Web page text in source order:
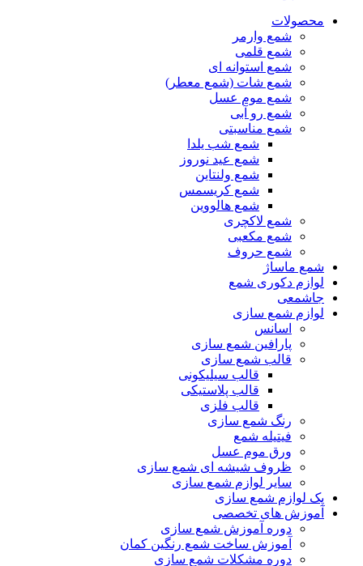
محصولات
شمع وارمر
شمع قلمی
شمع استوانه ای
شمع شات (شمع معطر)
شمع موم عسل
شمع رو آبی
شمع مناسبتی
شمع شب یلدا
شمع عید نوروز
شمع ولنتاین
شمع کریسمس
شمع هالووین
شمع لاکچری
شمع مکعبی
شمع حروف
شمع ماساژ
لوازم دکوری شمع
جاشمعی
لوازم شمع سازی
اسانس
پارافین شمع سازی
قالب شمع سازی
قالب سیلیکونی
قالب پلاستیکی
قالب فلزی
رنگ شمع سازی
فیتیله شمع
ورق موم عسل
ظروف شیشه ای شمع سازی
سایر لوازم شمع سازی
پک لوازم شمع سازی
آموزش های تخصصی
دوره آموزش شمع سازی
آموزش ساخت شمع رنگین کمان
دوره مشکلات شمع سازی